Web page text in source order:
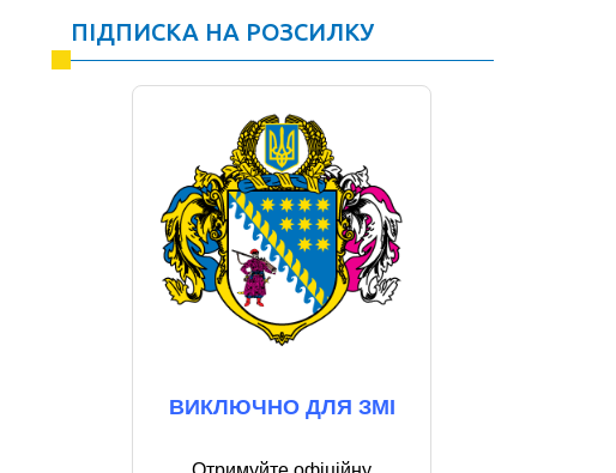
ПІДПИСКА НА РОЗСИЛКУ
ВИКЛЮЧНО ДЛЯ ЗМІ